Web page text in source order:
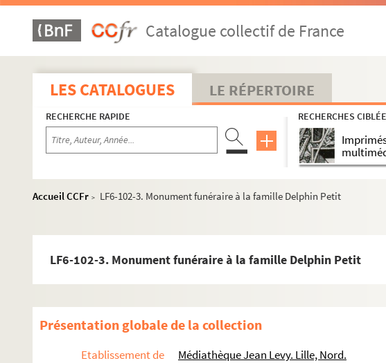
Catalogue collectif de France
LES CATALOGUES LE RÉPERTOIRE
RECHERCHE RAPIDE RECHERCHES
Accueil CCFr >
LF6-102-3. Monument funéraire à la famille Delphin Petit
LF6-102-3. Monument funéraire à la famille Delphin Petit
Présentation globale de la collection
Etablissement de
Médiathèque Jean Levy. Lille, Nord.
LF2. Le théâtre de Lille
LFK-1. Théâtre de Lille, mémoires, manuscrits, brochures
LF5. Biographie lilloise - Portraits, autographes - Notices sur des
LF6. Biographie lilloise
LF6-92. Mongy, ingénieur
LF6-93. Montigny-Champon, colonel de la garde nationale